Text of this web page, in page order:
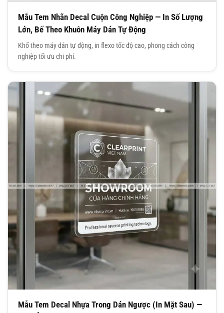
Mẫu Tem Nhãn Decal Cuộn Công Nghiệp — In Số Lượng
Lớn, Bế Theo Khuôn Máy Dán Tự Động
Khổ theo máy dán tự động, in flexo tốc độ cao, phong cách công
nghiệp tối ưu chi phí.
Mẫu Tem Decal Nhựa Trong Dán Ngược (In Mặt Sau) —